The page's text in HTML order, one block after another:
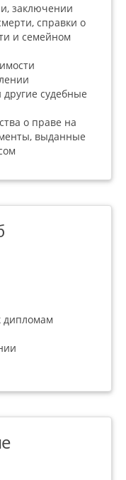
заключении
справки о
и семейном
судебные
о праве на
выданные